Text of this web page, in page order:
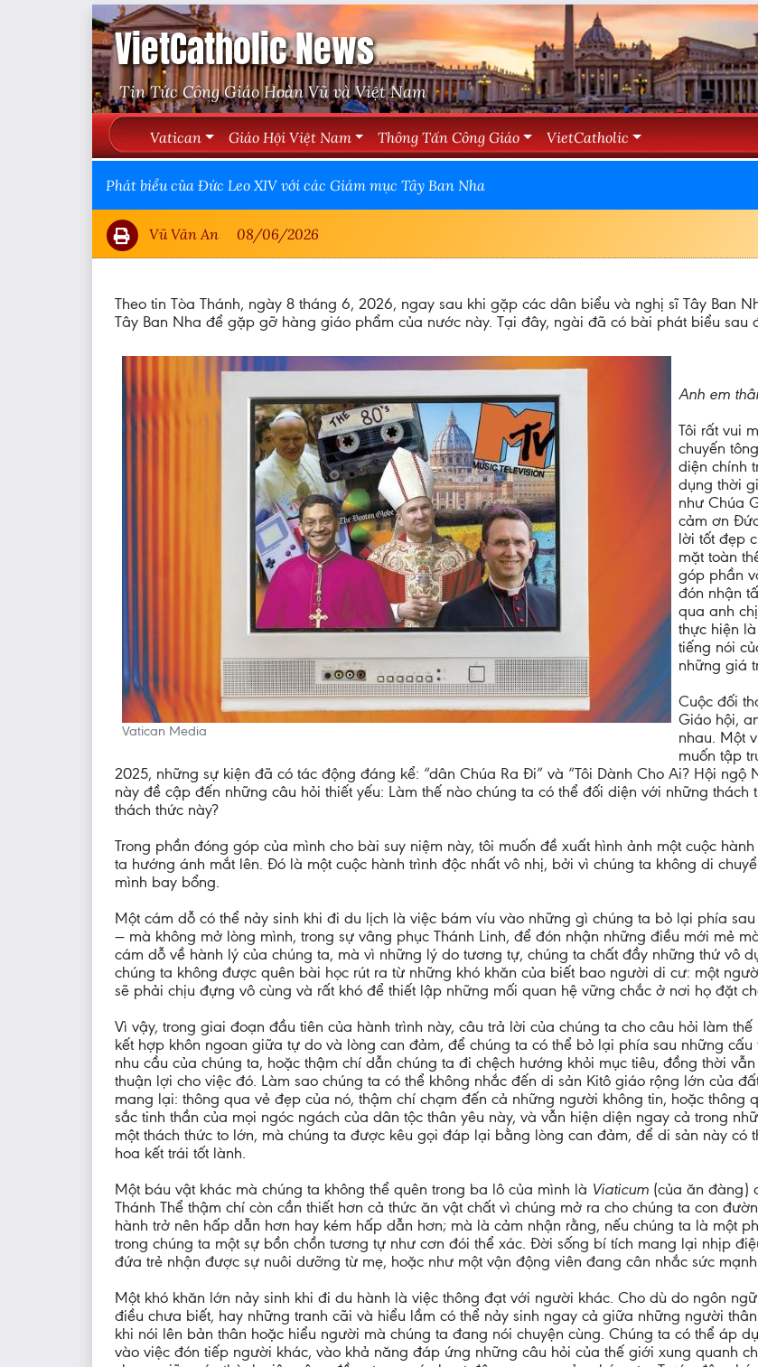
VietCatholic News
Tin Tức Công Giáo Hoàn Vũ và Việt Nam
Vatican Giáo Hội Việt Nam Thông Tấn Công Giáo VietCatholic
Phát biểu của Đức Leo XIV với các Giám mục Tây Ban Nha
Vũ Văn An 08/06/2026
Theo tin Tòa Thánh, ngày 8 tháng 6, 2026, ngay sau khi gặp các dân biểu và nghị sĩ Tây Ban
Tây Ban Nha để gặp gỡ hàng giáo phẩm của nước này. Tại đây, ngài đã có bài phát biểu sau
Vatican Media
Anh em
Tôi rất vui
chuyến
diện chính
dụng thời
như Chúa
cảm ơn
lời tốt đẹp
mặt toàn
góp phần
đón nhận
qua anh
thực hiện
tiếng nói
những giá
Cuộc đối
Giáo hội,
nhau. Một
muốn tập
2025, những sự kiện đã có tác động đáng kể: “dân Chúa Ra Đi” và “Tôi Dành Cho Ai? Hội
này đề cập đến những câu hỏi thiết yếu: Làm thế nào chúng ta có thể đối diện với những
thách thức này?
Trong phần đóng góp của mình cho bài suy niệm này, tôi muốn đề xuất hình ảnh một cuộc
ta hướng ánh mắt lên. Đó là một cuộc hành trình độc nhất vô nhị, bởi vì chúng ta không di
mình bay bổng.
Một cám dỗ có thể nảy sinh khi đi du lịch là việc bám víu vào những gì chúng ta bỏ lại phía
— mà không mở lòng mình, trong sự vâng phục Thánh Linh, để đón nhận những điều mới mẻ
cám dỗ về hành lý của chúng ta, mà vì những lý do tương tự, chúng ta chất đầy những thứ vô
chúng ta không được quên bài học rút ra từ những khó khăn của biết bao người di cư: một
sẽ phải chịu đựng vô cùng và rất khó để thiết lập những mối quan hệ vững chắc ở nơi họ đặt
Vì vậy, trong giai đoạn đầu tiên của hành trình này, câu trả lời của chúng ta cho câu hỏi làm
kết hợp khôn ngoan giữa tự do và lòng can đảm, để chúng ta có thể bỏ lại phía sau những
nhu cầu của chúng ta, hoặc thậm chí dẫn chúng ta đi chệch hướng khỏi mục tiêu, đồng thời
thuận lợi cho việc đó. Làm sao chúng ta có thể không nhắc đến di sản Kitô giáo rộng lớn của
mang lại: thông qua vẻ đẹp của nó, thậm chí chạm đến cả những người không tin, hoặc
sắc tinh thần của mọi ngóc ngách của dân tộc thân yêu này, và vẫn hiện diện ngay cả trong
một thách thức to lớn, mà chúng ta được kêu gọi đáp lại bằng lòng can đảm, để di sản này có
hoa kết trái tốt lành.
Một báu vật khác mà chúng ta không thể quên trong ba lô của mình là Viaticum (của ăn đàng)
Thánh Thể thậm chí còn cần thiết hơn cả thức ăn vật chất vì chúng mở ra cho chúng ta con
hành trở nên hấp dẫn hơn hay kém hấp dẫn hơn; mà là cảm nhận rằng, nếu chúng ta là một
trong chúng ta một sự bồn chồn tương tự như cơn đói thể xác. Đời sống bí tích mang lại nhịp
đứa trẻ nhận được sự nuôi dưỡng từ mẹ, hoặc như một vận động viên đang cân nhắc sức
Một khó khăn lớn nảy sinh khi đi du hành là việc thông đạt với người khác. Cho dù do ngôn
điều chưa biết, hay những tranh cãi và hiểu lầm có thể nảy sinh ngay cả giữa những người
khi nói lên bản thân hoặc hiểu người mà chúng ta đang nói chuyện cùng. Chúng ta có thể áp
vào việc đón tiếp người khác, vào khả năng đáp ứng những câu hỏi của thế giới xung quanh